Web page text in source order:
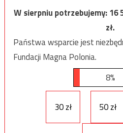
W sierpniu potrzebujemy:16
zł.
Państwa wsparcie jest
Fundacji Magna Polonia.
8%
30 zł 50 zł